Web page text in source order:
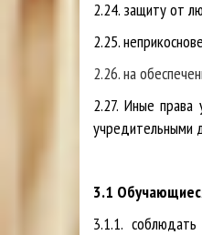
2.24. защиту от
2.25.
2.26. на
2.27. Иные права
учредительными
3.1
3.1.1.